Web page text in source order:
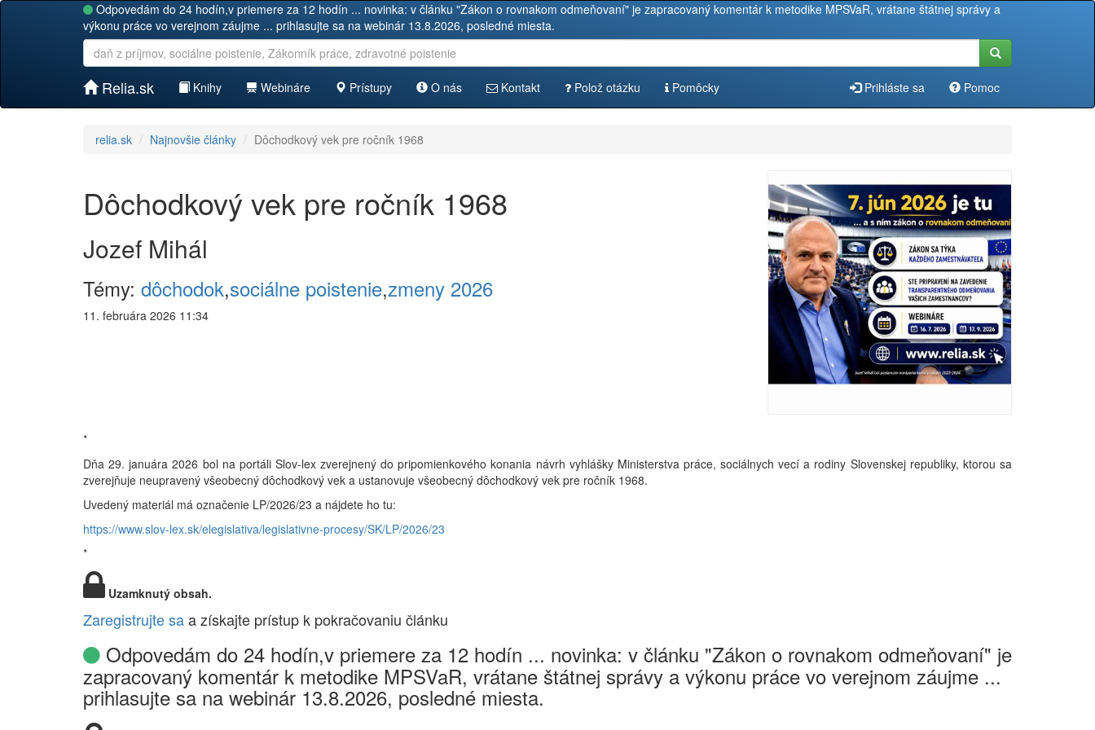
Odpovedám do 24 hodín,v priemere za 12 hodín ... novinka: v článku "Zákon o rovnakom odmeňovaní" je zapracovaný komentár k metodike MPSVaR, vrátane štátnej správy a
výkonu práce vo verejnom záujme ... prihlasujte sa na webinár 13.8.2026, posledné miesta.
Relia.sk Knihy Webináre Prístupy O nás Kontakt Polož otázku Pomôcky Prihláste sa Pomoc
relia.sk Najnovšie články Dôchodkový vek pre ročník 1968
Dôchodkový vek pre ročník 1968
Jozef Mihál
Témy: dôchodok,sociálne poistenie,zmeny 2026
11. februára 2026 11:34
*
Dňa 29. januára 2026 bol na portáli Slov-lex zverejnený do pripomienkového konania návrh vyhlášky Ministerstva práce, sociálnych vecí a rodiny Slovenskej republiky, ktorou sa
zverejňuje neupravený všeobecný dôchodkový vek a ustanovuje všeobecný dôchodkový vek pre ročník 1968.
Uvedený materiál má označenie LP/2026/23 a nájdete ho tu:
https://www.slov-lex.sk/elegislativa/legislativne-procesy/SK/LP/2026/23
*
Uzamknutý obsah.
Zaregistrujte saa získajte prístup k pokračovaniu článku
Odpovedám do 24 hodín,v priemere za 12 hodín ... novinka: v článku "Zákon o rovnakom odmeňovaní" je
zapracovaný komentár k metodike MPSVaR, vrátane štátnej správy a výkonu práce vo verejnom záujme ...
prihlasujte sa na webinár 13.8.2026, posledné miesta.